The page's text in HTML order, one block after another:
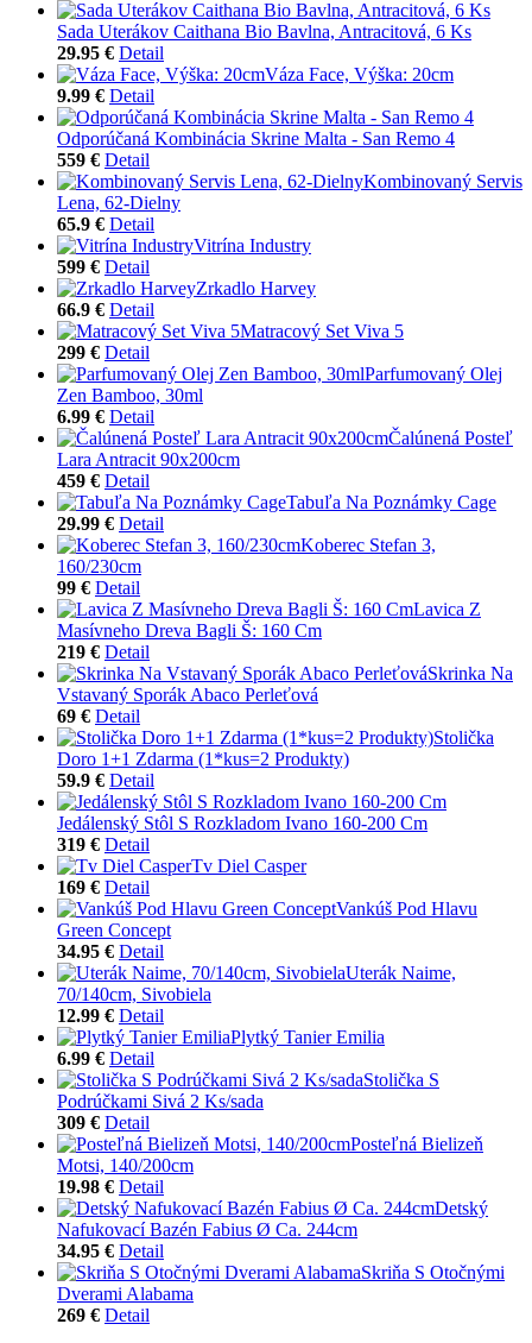
Sada Uterákov Caithana Bio Bavlna, Antracitová, 6 Ks
29.95 € Detail
Váza Face, Výška: 20cm
9.99 € Detail
Odporúčaná Kombinácia Skrine Malta - San Remo 4
559 € Detail
Kombinovaný Servis
Lena, 62-Dielny
65.9 € Detail
Vitrína Industry
599 € Detail
Zrkadlo Harvey
66.9 € Detail
Matracový Set Viva 5
299 € Detail
Parfumovaný Olej
Zen Bamboo, 30ml
6.99 € Detail
Čalúnená Posteľ
Lara Antracit 90x200cm
459 € Detail
Tabuľa Na Poznámky Cage
29.99 € Detail
Koberec Stefan 3,
160/230cm
99 € Detail
Lavica Z
Masívneho Dreva Bagli Š: 160 Cm
219 € Detail
Skrinka Na
Vstavaný Sporák Abaco Perleťová
69 € Detail
Stolička
Doro 1+1 Zdarma (1*kus=2 Produkty)
59.9 € Detail
Jedálenský Stôl S Rozkladom Ivano 160-200 Cm
319 € Detail
Tv Diel Casper
169 € Detail
Vankúš Pod Hlavu
Green Concept
34.95 € Detail
Uterák Naime,
70/140cm, Sivobiela
12.99 € Detail
Plytký Tanier Emilia
6.99 € Detail
Stolička S
Podrúčkami Sivá 2 Ks/sada
309 € Detail
Posteľná Bielizeň
Motsi, 140/200cm
19.98 € Detail
Detský
Nafukovací Bazén Fabius Ø Ca. 244cm
34.95 € Detail
Skriňa S Otočnými
Dverami Alabama
269 € Detail